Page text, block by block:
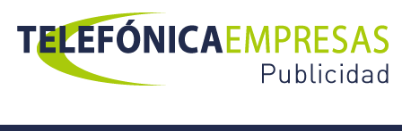
content